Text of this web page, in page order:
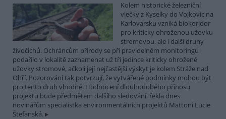
Kolem historické železniční
vlečky z Kyselky do Vojkovic na
Karlovarsku vzniká biokoridor
pro kriticky ohroženou užovku
stromovou, ale i další druhy
živočichů. Ochráncům přírody se při pravidelném monitoringu
podařilo v lokalitě zaznamenat už tři jedince kriticky ohrožené
užovky stromové, ačkoli její nejčastější výskyt je kolem Stráže nad
Ohří. Pozorování tak potvrzují, že vytvářené podmínky mohou být
pro tento druh vhodné. Hodnocení dlouhodobého přínosu
projektu bude předmětem dalšího sledování, řekla dnes
novinářům specialistka environmentálních projektů Mattoni Lucie
Štefanská.